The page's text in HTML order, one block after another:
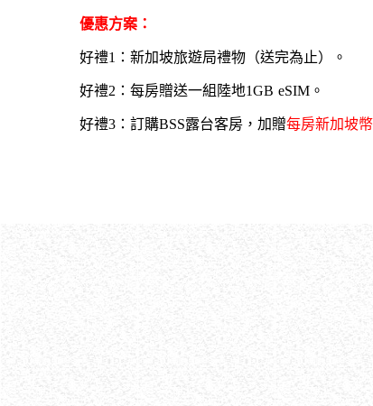
優惠方案：
好禮1：新加坡旅遊局禮物（送完為止）。
好禮2：每房贈送一組陸地1GB eSIM。
好禮3： 訂購BSS露台客房，加贈每房新加坡